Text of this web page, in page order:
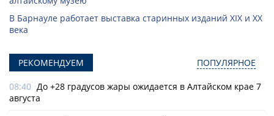
В Барнауле работает выставка старинных изданий XIX и XX
века
РЕКОМЕНДУЕМ ПОПУЛЯРНОЕ
08:40 До +28 градусов жары ожидается в Алтайском крае 7
августа